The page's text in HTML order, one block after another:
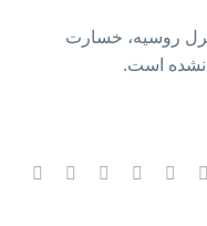
روسیه، خسارت
نشده است.